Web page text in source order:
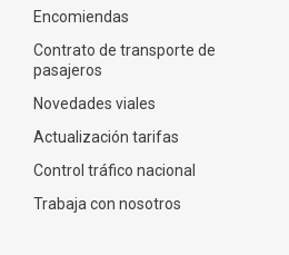
Encomiendas
Contrato de transporte de
pasajeros
Novedades viales
Actualización tarifas
Control tráfico nacional
Trabaja con nosotros